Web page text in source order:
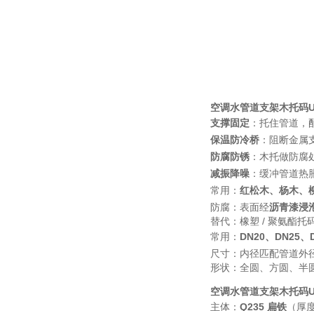
空调水管道支架木托码
支撑固定 ：托住管道
保温防冷桥 ：阻断金
防腐防锈 ：木托做防
减振降噪 ：缓冲管道热
常用： 红松木、杨木、
防腐：表面经沥青漆浸
替代：橡塑 / 聚氨酯托
常用： DN20、DN25、
尺寸：内径匹配管道外
形状：全圆、方圆、半
空调水管道支架木托码
主体： Q235 扁铁 （厚